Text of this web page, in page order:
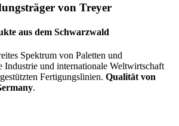
von Treyer
aus dem Schwarzwald
Spektrum von Paletten und
Industrie und internationale Weltwirtschaft
Fertigungslinien. Qualität von
.